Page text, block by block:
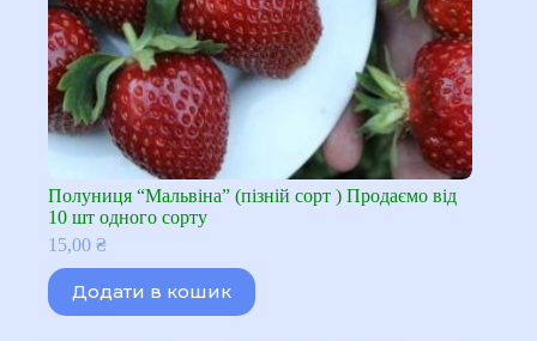
Полуниця “Мальвіна” (пізній сорт ) Продаємо від
10 шт одного сорту
15,00 ₴
Додати в кошик